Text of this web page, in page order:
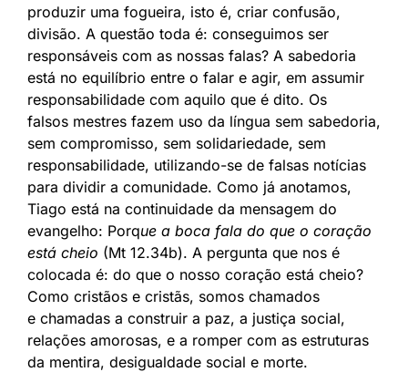
produzir uma fogueira, isto é, criar confusão,
divisão. A questão toda é: conseguimos ser
responsáveis com as nossas falas? A sabedoria
está no equilíbrio entre o falar e agir, em assumir
responsabilidade com aquilo que é dito. Os
falsos mestres fazem uso da língua sem sabedoria,
sem compromisso, sem solidariedade, sem
responsabilidade, utilizando-se de falsas notícias
para dividir a comunidade. Como já anotamos,
Tiago está na continuidade da mensagem do
evangelho: Porque a boca fala do que o coração
está cheio (Mt 12.34b). A pergunta que nos é
colocada é: do que o nosso coração está cheio?
Como cristãos e cristãs, somos chamados
e chamadas a construir a paz, a justiça social,
relações amorosas, e a romper com as estruturas
da mentira, desigualdade social e morte.